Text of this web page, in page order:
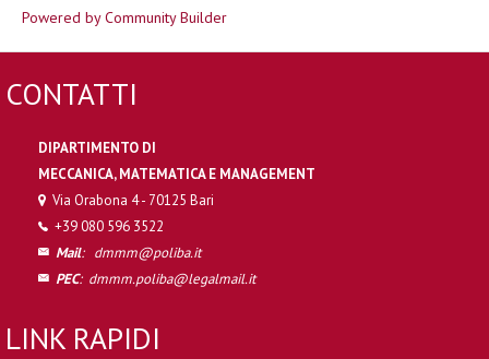
Powered by Community Builder
CONTATTI
DIPARTIMENTO DI
MECCANICA, MATEMATICA E MANAGEMENT
Via Orabona 4 - 70125 Bari
+39 080 596 3522
Mail: dmmm@poliba.it
PEC: dmmm.poliba@legalmail.it
LINK RAPIDI